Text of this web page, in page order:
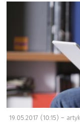
19.05.2017 (10:15) –